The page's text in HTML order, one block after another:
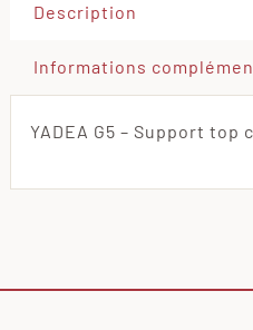
Description
Informations
YADEA G5 – Support top